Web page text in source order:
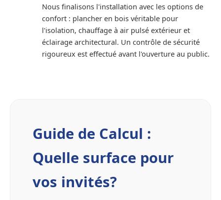
Nous finalisons l'installation avec les options de
confort : plancher en bois véritable pour
l'isolation, chauffage à air pulsé extérieur et
éclairage architectural. Un contrôle de sécurité
rigoureux est effectué avant l'ouverture au public.
Guide de Calcul :
Quelle surface pour
vos invités?